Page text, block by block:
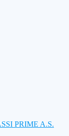
PRIME A.S.